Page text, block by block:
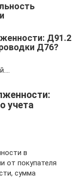
Д91.2
Д76?
учета
в
от покупателя
сумма